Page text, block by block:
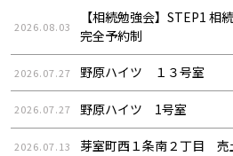
2026.08.03
【相続勉強会】STEP1 相
完全予約制
2026.07.27 野原ハイツ １３号室
2026.07.27 野原ハイツ 1号室
2026.07.13 芽室町西１条南２丁目 売